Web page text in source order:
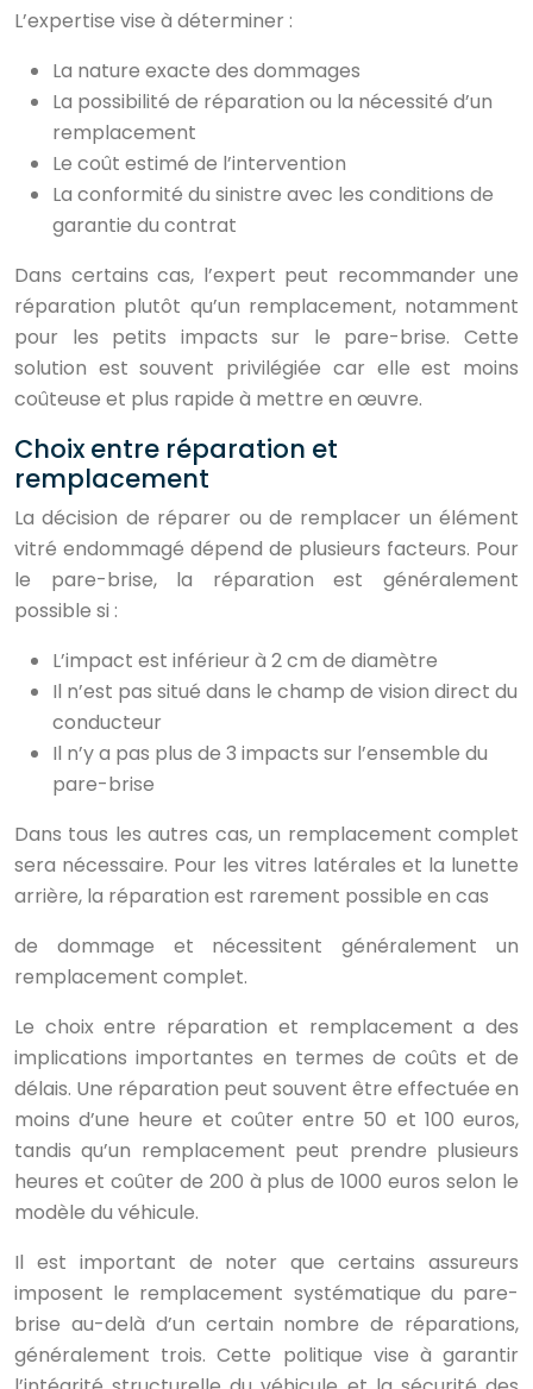
L’expertise vise à déterminer :
La nature exacte des dommages
La possibilité de réparation ou la nécessité d’un
remplacement
Le coût estimé de l’intervention
La conformité du sinistre avec les conditions de
garantie du contrat
Dans certains cas, l’expert peut recommander une
réparation plutôt qu’un remplacement, notamment
pour les petits impacts sur le pare-brise. Cette
solution est souvent privilégiée car elle est moins
coûteuse et plus rapide à mettre en œuvre.
Choix entre réparation et
remplacement
La décision de réparer ou de remplacer un élément
vitré endommagé dépend de plusieurs facteurs. Pour
le pare-brise, la réparation est généralement
possible si :
L’impact est inférieur à 2 cm de diamètre
Il n’est pas situé dans le champ de vision direct du
conducteur
Il n’y a pas plus de 3 impacts sur l’ensemble du
pare-brise
Dans tous les autres cas, un remplacement complet
sera nécessaire. Pour les vitres latérales et la lunette
arrière, la réparation est rarement possible en cas
de dommage et nécessitent généralement un
remplacement complet.
Le choix entre réparation et remplacement a des
implications importantes en termes de coûts et de
délais. Une réparation peut souvent être effectuée en
moins d’une heure et coûter entre 50 et 100 euros,
tandis qu’un remplacement peut prendre plusieurs
heures et coûter de 200 à plus de 1000 euros selon le
modèle du véhicule.
Il est important de noter que certains assureurs
imposent le remplacement systématique du pare-
brise au-delà d’un certain nombre de réparations,
généralement trois. Cette politique vise à garantir